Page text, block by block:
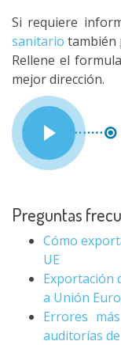
Si requiere
sanitario también
Rellene el
mejor dirección.
Preguntas
Cómo
UE
Exportación
a Unión
Errores
auditorías